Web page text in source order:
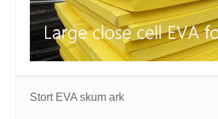
Stort EVA skum ark